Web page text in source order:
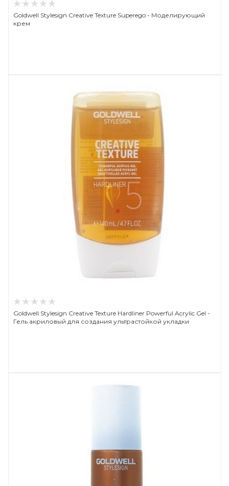
Goldwell Stylesign Creative Texture Superego - Моделирующий
крем
Goldwell Stylesign Creative Texture Hardliner Powerful Acrylic Gel -
Гель акриловый для создания ультрастойкой укладки